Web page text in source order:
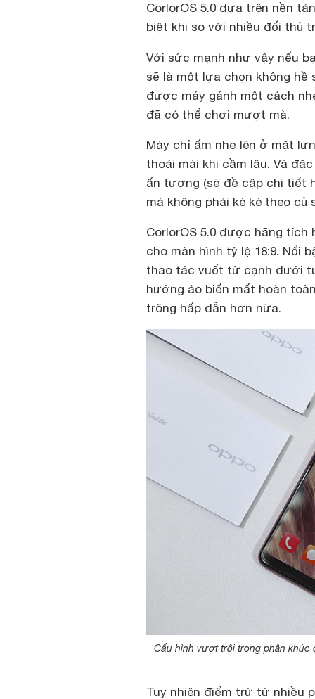
CorlorOS 5.0 dựa trên nền
biệt khi so với nhiều đối thủ
Với sức mạnh như vậy nếu
sẽ là một lựa chọn không hề
được máy gánh một cách
đã có thể chơi mượt mà.
Máy chỉ ấm nhẹ lên ở mặt
thoải mái khi cầm lâu. Và
ấn tượng (sẽ đề cập chi tiết
mà không phải kè kè theo củ
CorlorOS 5.0 được hãng
cho màn hình tỷ lệ 18:9. Nổi
thao tác vuốt từ cạnh dưới
hướng ảo biến mất hoàn
trông hấp dẫn hơn nữa.
Cấu hình vượt trội trong phân
Tuy nhiên điểm trừ từ nhiều